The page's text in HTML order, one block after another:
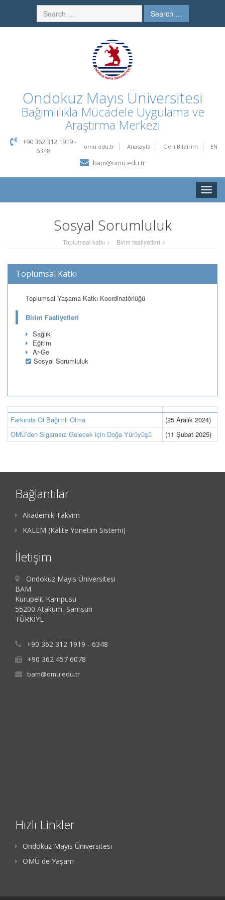
Search …
Ondokuz Mayıs Üniversitesi
Bağımlılıkla Mücadele Uygulama ve
Araştırma Merkezi
omu.edu.tr Anasayfa Geri Bildirim EN
+90 362 312 1919 -
6348
bam@omu.edu.tr
Toggle
Sosyal Sorumluluk
Toplumsal katkı Birim faaliyetleri
Toplumsal Katkı
Toplumsal Yaşama Katkı Koordinatörlüğü
Birim Faaliyetleri
Sağlık
Eğitim
Ar-Ge
Sosyal Sorumluluk
Farkında Ol Bağımlı Olma
(25 Aralık 2024)
OMÜ’den Sigarasız Gelecek için Doğa Yürüyüşü
(11 Şubat 2025)
Bağlantılar
Akademik Takvim
KALEM (Kalite Yönetim Sistemi)
İletişim
Ondokuz Mayıs Üniversitesi
BAM
Kurupelit Kampüsü
55200 Atakum, Samsun
TÜRKİYE
+90 362 312 1919 - 6348
+90 362 457 6078
bam@omu.edu.tr
Hızlı Linkler
Ondokuz Mayıs Üniversitesi
OMÜ de Yaşam